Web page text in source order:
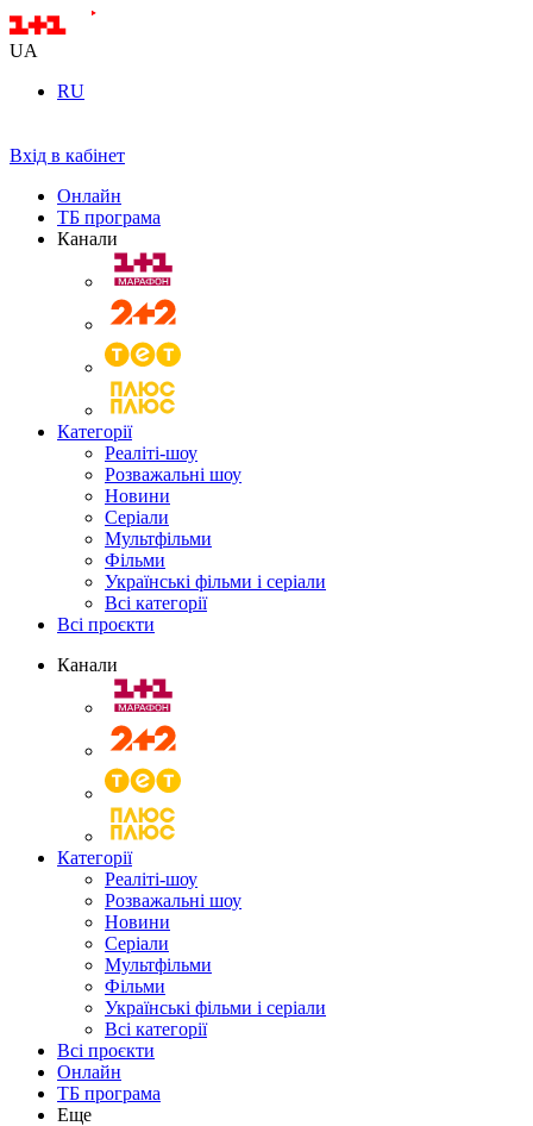
UA
RU
Вхід в кабінет
Онлайн
ТБ програма
Канали
Категорії
Реаліті-шоу
Розважальні шоу
Новини
Серіали
Мультфільми
Фільми
Українські фільми і серіали
Всі категорії
Всі проєкти
Канали
Категорії
Реаліті-шоу
Розважальні шоу
Новини
Серіали
Мультфільми
Фільми
Українські фільми і серіали
Всі категорії
Всі проєкти
Онлайн
ТБ програма
Еще